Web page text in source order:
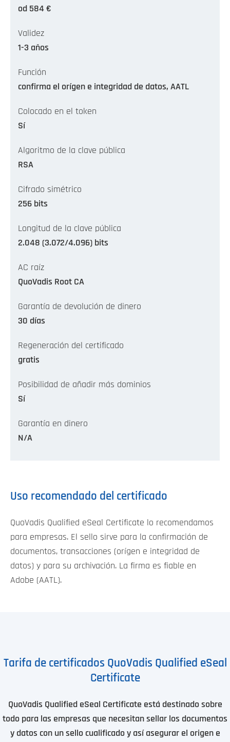
od 584 €
Validez
1-3 aňos
Función
confirma el orígen e integridad de datos, AATL
Colocado en el token
Sí
Algoritmo de la clave pública
RSA
Cifrado simétrico
256 bits
Longitud de la clave pública
2.048 (3.072/4.096) bits
AC raíz
QuoVadis Root CA
Garantía de devolución de dinero
30 días
Regeneración del certificado
gratis
Posibilidad de añadir más dominios
Sí
Garantía en dinero
N/A
Uso recomendado del certificado
QuoVadis Qualified eSeal Certificate lo recomendamos
para empresas. El sello sirve para la confirmación de
documentos, transacciones (orígen e integridad de
datos) y para su archivación. La firma es fiable en
Adobe (AATL).
Tarifa de certificados QuoVadis Qualified eSeal
Certificate
QuoVadis Qualified eSeal Certificate está destinado sobre
todo para las empresas que necesitan sellar los documentos
y datos con un sello cualificado y así asegurar el origen e